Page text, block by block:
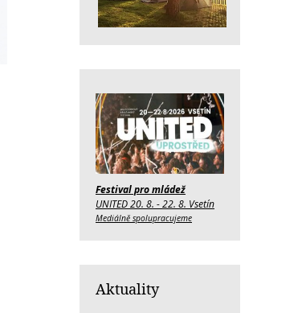
Festival pro mládež
UNITED 20. 8. - 22. 8. Vsetín
Mediálně spolupracujeme
Aktuality